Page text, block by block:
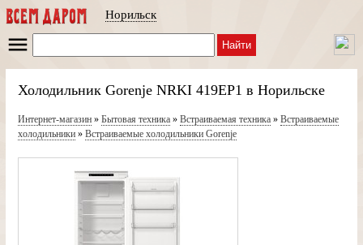
Норильск
Найти
Холодильник Gorenje NRKI 419EP1 в Норильске
Интернет-магазин» Бытовая техника» Встраиваемая техника» Встраиваемые
холодильники» Встраиваемые холодильники Gorenje